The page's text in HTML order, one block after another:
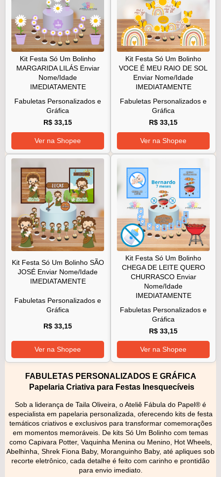
Kit Festa Só Um Bolinho
MARGARIDA LILÁS Enviar
Nome/Idade
IMEDIATAMENTE
Fabuletas Personalizados e
Gráfica
R$ 33,15
Ver na Shopee
Kit Festa Só Um Bolinho
VOCE É MEU RAIO DE SOL
Enviar Nome/Idade
IMEDIATAMENTE
Fabuletas Personalizados e
Gráfica
R$ 33,15
Ver na Shopee
Kit Festa Só Um Bolinho SÃO
JOSÉ Enviar Nome/Idade
IMEDIATAMENTE
Fabuletas Personalizados e
Gráfica
R$ 33,15
Ver na Shopee
Kit Festa Só Um Bolinho
CHEGA DE LEITE QUERO
CHURRASCO Enviar
Nome/Idade
IMEDIATAMENTE
Fabuletas Personalizados e
Gráfica
R$ 33,15
Ver na Shopee
FABULETAS PERSONALIZADOS E GRÁFICA
Papelaria Criativa para Festas Inesquecíveis
Sob a liderança de Taila Oliveira, o Ateliê Fábula do Papel® é
especialista em papelaria personalizada, oferecendo kits de festa
temáticos criativos e exclusivos para transformar comemorações
em momentos memoráveis. De kits Só Um Bolinho com temas
como Capivara Potter, Vaquinha Menina ou Menino, Hot Wheels,
Abelhinha, Shrek Fiona Baby, Moranguinho Baby, até apliques sob
recorte eletrônico, cada detalhe é feito com carinho e prontidão
para envio imediato.